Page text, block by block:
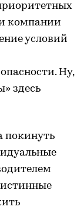
компании
условий
Ну,
здесь
покинуть